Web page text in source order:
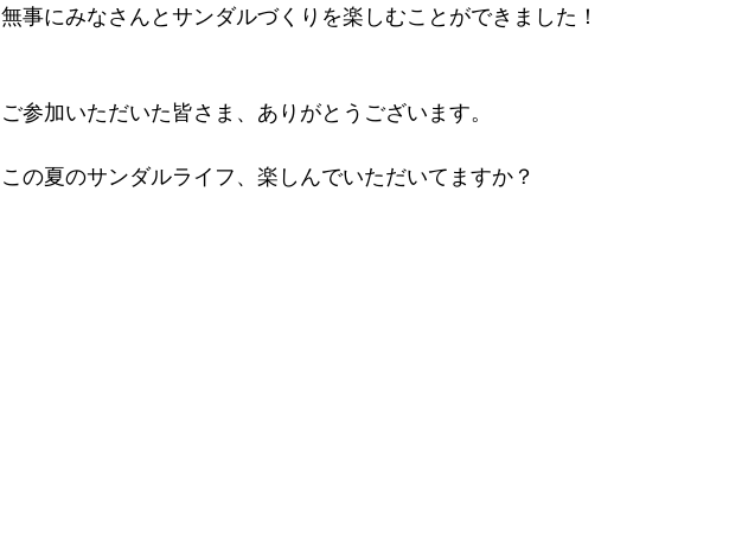
無事にみなさんとサンダルづくりを楽しむことができました！
ご参加いただいた皆さま、ありがとうございます。
この夏のサンダルライフ、楽しんでいただいてますか？